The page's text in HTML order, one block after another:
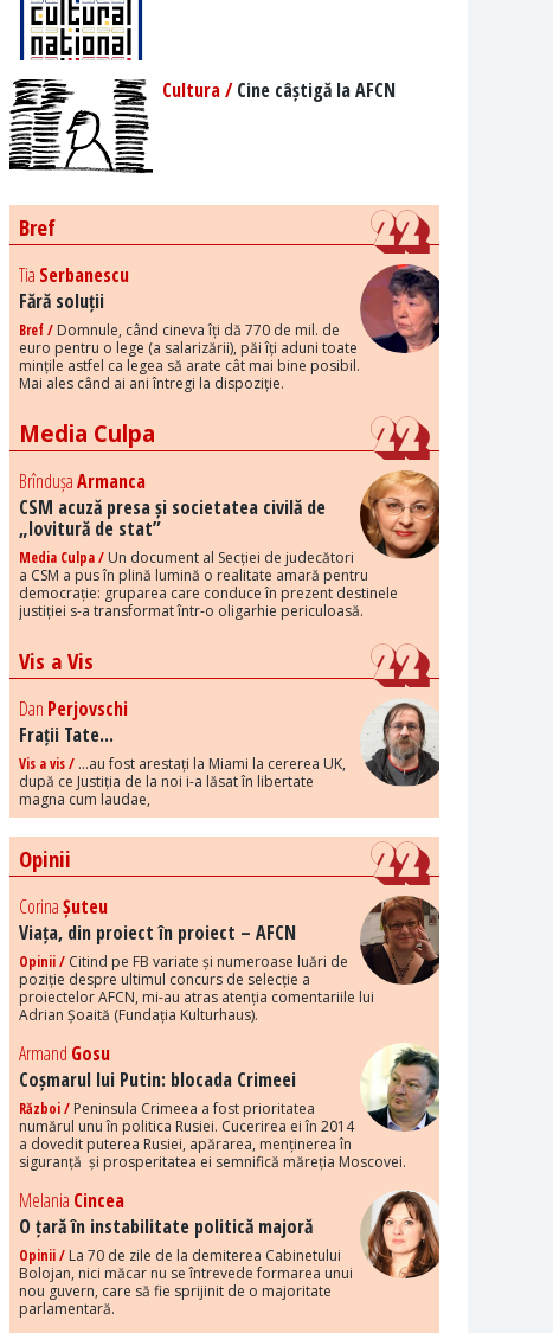
Cultura /Cine câștigă la AFCN
Bref
Tia Serbanescu
Fără soluții
Bref / Domnule, când cineva îți dă 770 de mil. de
euro pentru o lege (a salarizării), păi îți aduni toate
mințile astfel ca legea să arate cât mai bine posibil.
Mai ales când ai ani întregi la dispoziție.
Media Culpa
BrîndușaArmanca
CSM acuză presa și societatea civilă de
„lovitură de stat”
Media Culpa / Un document al Secției de judecători
a CSM a pus în plină lumină o realitate amară pentru
democrație: gruparea care conduce în prezent destinele
justiției s-a transformat într-o oligarhie periculoasă.
Vis a Vis
Dan Perjovschi
Frații Tate...
Vis a vis / ...au fost arestați la Miami la cererea UK,
după ce Justiția de la noi i-a lăsat în libertate
magna cum laudae,
Opinii
CorinaȘuteu
Viața, din proiect în proiect – AFCN
Opinii / Citind pe FB variate și numeroase luări de
poziție despre ultimul concurs de selecție a
proiectelor AFCN, mi-au atras atenția comentariile lui
Adrian Șoaită (Fundația Kulturhaus).
Armand Gosu
Coșmarul lui Putin: blocada Crimeei
Război / Peninsula Crimeea a fost prioritatea
numărul unu în politica Rusiei. Cucerirea ei în 2014
a dovedit puterea Rusiei, apărarea, menținerea în
siguranță și prosperitatea ei semnifică măreția Moscovei.
Melania Cincea
O țară în instabilitate politică majoră
Opinii / La 70 de zile de la demiterea Cabinetului
Bolojan, nici măcar nu se întrevede formarea unui
nou guvern, care să fie sprijinit de o majoritate
parlamentară.